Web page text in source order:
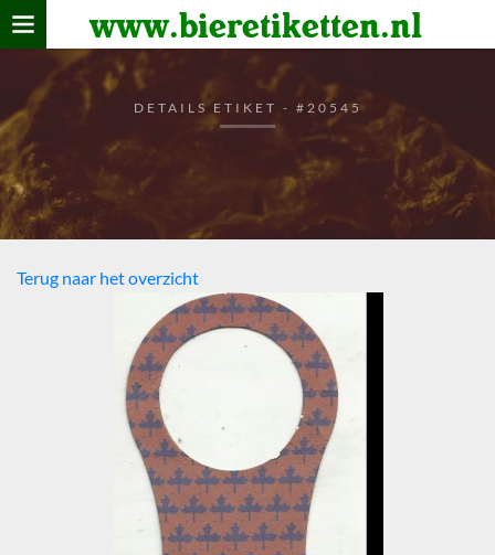
www.bieretiketten.nl
Home
verzamelen
De bierkaart
Bezoekers
DETAILS ETIKET - #20545
Terug naar het overzicht